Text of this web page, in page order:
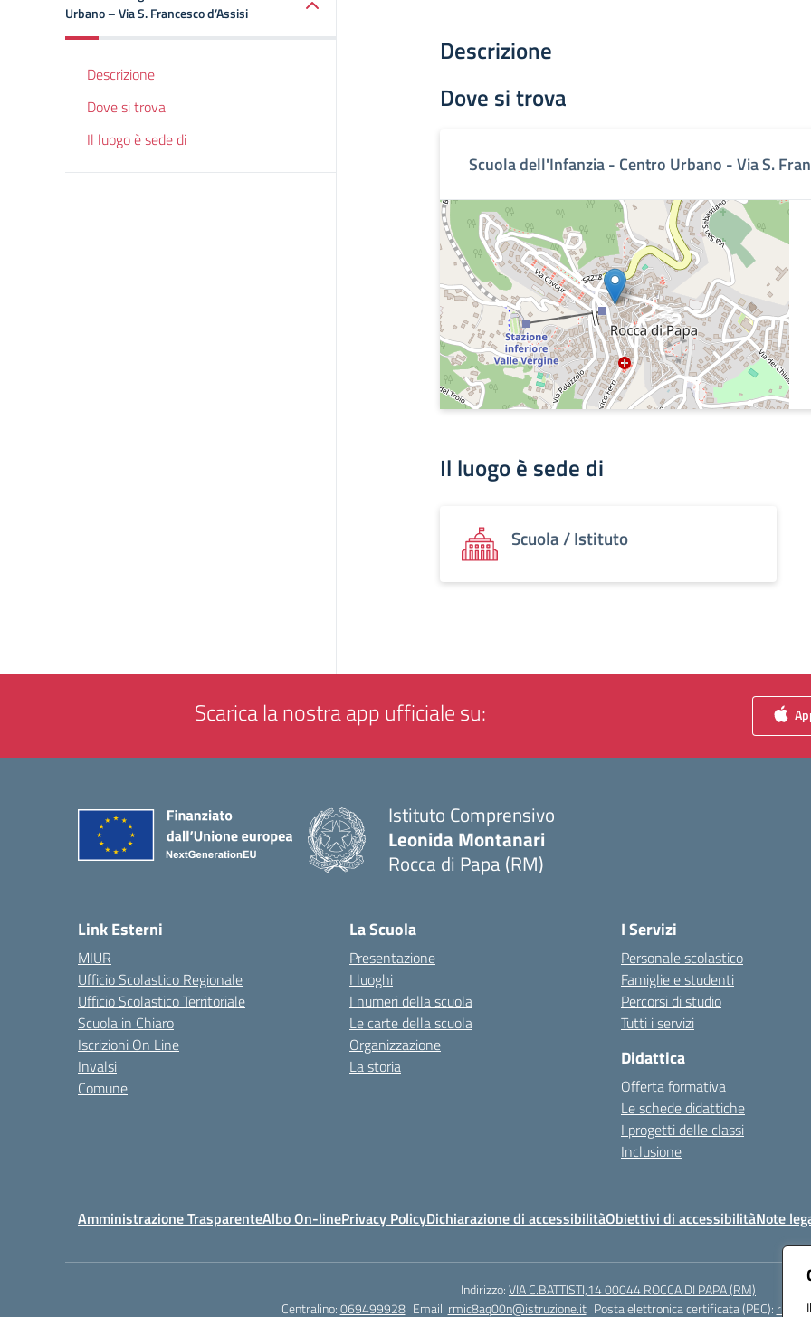
Urbano – Via S. Francesco d’Assisi
Descrizione
Dove si trova
Il luogo è sede di
Descrizione
Dove si trova
Scuola dell'Infanzia - Centro Urbano - Via S.
Il luogo è sede di
Scuola / Istituto
Scarica la nostra app ufficiale su:
Istituto Comprensivo
Leonida Montanari
Rocca di Papa (RM)
Link Esterni
MIUR
Ufficio Scolastico Regionale
Ufficio Scolastico Territoriale
Scuola in Chiaro
Iscrizioni On Line
Invalsi
Comune
La Scuola
Presentazione
I luoghi
I numeri della scuola
Le carte della scuola
Organizzazione
La storia
I Servizi
Personale scolastico
Famiglie e studenti
Percorsi di studio
Tutti i servizi
Didattica
Offerta formativa
Le schede didattiche
I progetti delle classi
Inclusione
Amministrazione TrasparenteAlbo On-linePrivacy PolicyDichiarazione di accessibilitàObiettivi di accessibilitàNote
Indirizzo:VIA C.BATTISTI,14 00044 ROCCA DI PAPA (RM)
Centralino:069499928 Email: rmic8aq00n@istruzione.it Posta elettronica certificata (PEC):